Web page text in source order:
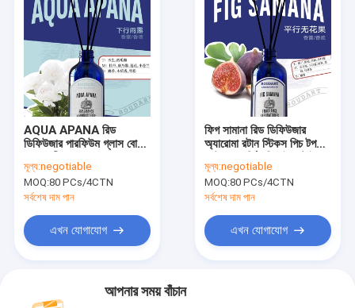
AQUA APANA রিড
ডিফিউজার পারফিউম গ্লাস বোতল
জন্য অ্যারোমা রটান স্টিক
মূল্য:negotiable
MOQ:80 PCs/4CTN
সর্বশেষ দাম পান
এখন যোগাযোগ
ফিগ সামানা রিড ডিফিউজার
অ্যারোমা রটান স্টিকস পিচ টপ
মূল্য:negotiable
MOQ:80 PCs/4CTN
সর্বশেষ দাম পান
এখন যোগাযোগ
আপনার সময় বাঁচান